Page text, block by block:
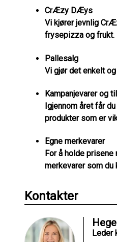
CrÆzy DÆys
Vi kjører jevnlig
frysepizza og frukt.
Pallesalg
Vi gjør det enkelt
Kampanjevarer og
Igjennom året får
produkter som er
Egne merkevarer
For å holde
merkevarer som du
Kontakter
Leder